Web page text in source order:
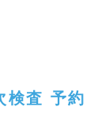
検査 予約